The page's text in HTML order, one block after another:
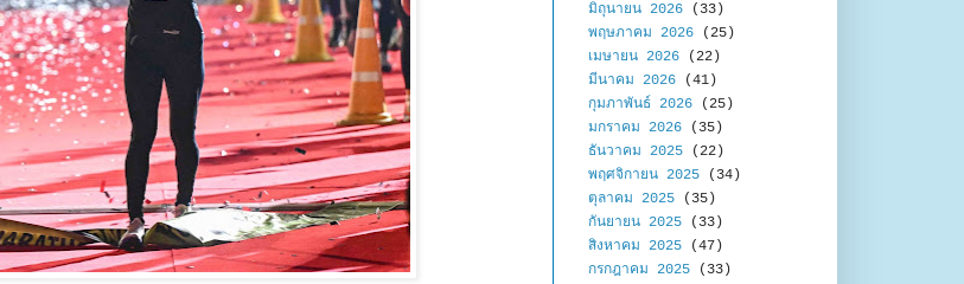
มิถุนายน 2026 (33)
พฤษภาคม 2026 (25)
เมษายน 2026 (22)
มีนาคม 2026 (41)
กุมภาพันธ์ 2026 (25)
มกราคม 2026 (35)
ธันวาคม 2025 (22)
พฤศจิกายน 2025 (34)
ตุลาคม 2025 (35)
กันยายน 2025 (33)
สิงหาคม 2025 (47)
กรกฎาคม 2025 (33)